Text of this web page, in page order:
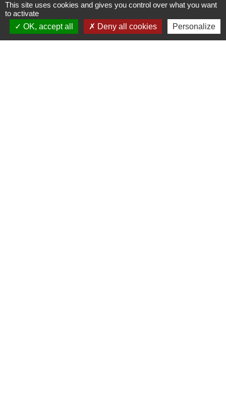
Signaler une erreur sur cette page
This site uses cookies and gives you control over what you want
to activate
OK, accept all
Deny all cookies Personalize